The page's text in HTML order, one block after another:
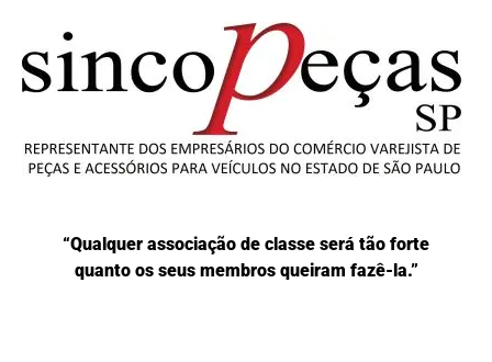
“Qualquer associação de classe será tão forte
quanto os seus membros queiram fazê-la.”